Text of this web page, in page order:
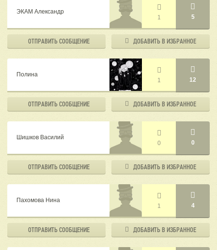
ЭКАМ Александр
1
5
ОТПРАВИТЬСООБЩЕНИЕ ДОБАВИТЬ В ИЗБРАННОЕ
Полина
1
12
ОТПРАВИТЬСООБЩЕНИЕ ДОБАВИТЬ В ИЗБРАННОЕ
Шишков Василий
0
0
ОТПРАВИТЬСООБЩЕНИЕ ДОБАВИТЬ В ИЗБРАННОЕ
Пахомова Нина
1
4
ОТПРАВИТЬСООБЩЕНИЕ ДОБАВИТЬ В ИЗБРАННОЕ